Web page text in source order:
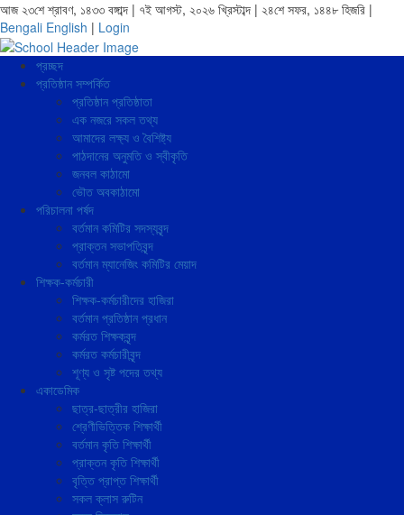
আজ ২৩শে শ্রাবণ, ১৪৩৩ বঙ্গাব্দ | ৭ই আগস্ট, ২০২৬ খ্রিস্টাব্দ | ২৪শে সফর, ১৪৪৮ হিজরি |
Bengali English | Login
প্রচ্ছদ
প্রতিষ্ঠান সম্পর্কিত
প্রতিষ্ঠান প্রতিষ্ঠাতা
এক নজরে সকল তথ্য
আমাদের লক্ষ্য ও বৈশিষ্ট্য
পাঠদানের অনুমতি ও স্বীকৃতি
জনবল কাঠামো
ভৌত অবকাঠামো
পরিচালনা পর্ষদ
বর্তমান কমিটির সদস্যবৃন্দ
প্রাক্তন সভাপতিবৃন্দ
বর্তমান ম্যানেজিং কমিটির মেয়াদ
শিক্ষক-কর্মচারী
শিক্ষক-কর্মচারীদের হাজিরা
বর্তমান প্রতিষ্ঠান প্রধান
কর্মরত শিক্ষকবৃন্দ
কর্মরত কর্মচারীবৃন্দ
শূণ্য ও সৃষ্ট পদের তথ্য
একাডেমিক
ছাত্র-ছাত্রীর হাজিরা
শ্রেণীভিত্তিক শিক্ষার্থী
বর্তমান কৃতি শিক্ষার্থী
প্রাক্তন কৃতি শিক্ষার্থী
বৃত্তি প্রাপ্ত শিক্ষার্থী
সকল ক্লাস রুটিন